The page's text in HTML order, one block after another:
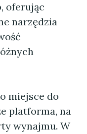
oferując
narzędzia
miejsce do
platforma, na
wynajmu. W